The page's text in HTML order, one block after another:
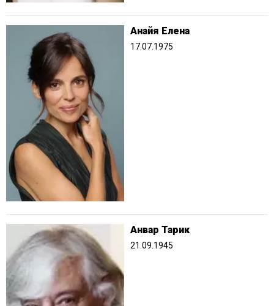
Анайя Елена
17.07.1975
Анвар Тарик
21.09.1945